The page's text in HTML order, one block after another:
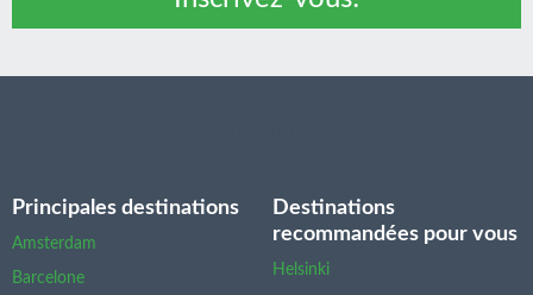
Principales destinations
Amsterdam
Barcelone
Destinations
recommandées pour vous
Helsinki